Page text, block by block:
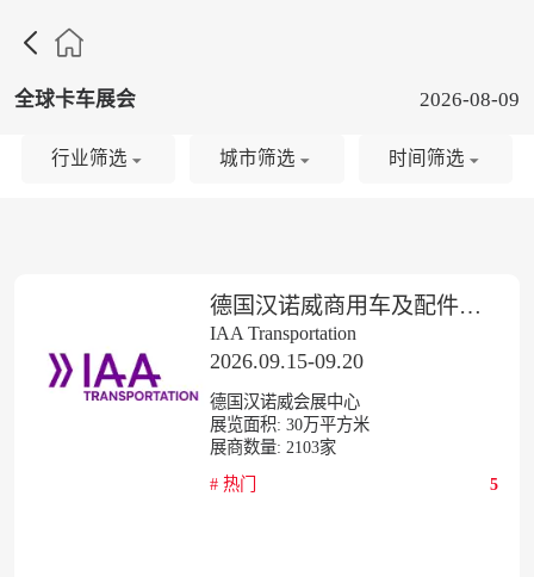

全球卡车展会 2026-08-09
德国汉诺威商用车及配件展IAA
IAA Transportation
2026.09.15-09.20
德国汉诺威会展中心
展览面积: 30万平方米
展商数量: 2103家
# 热门 5
行业筛选 城市筛选 时间筛选